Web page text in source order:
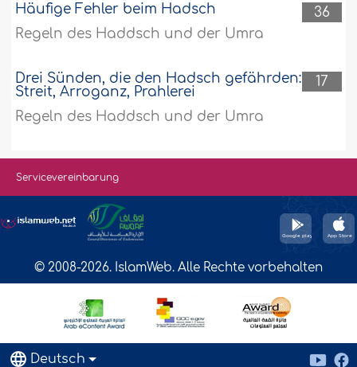
36
Häufige Fehler beim Hadsch
Regeln des Haddsch und der Umra
17
Drei Sünden, die den Hadsch gefährden:
Streit, Arroganz, Prahlerei
Regeln des Haddsch und der Umra
Servicevereinbarung
© 2008-2026. IslamWeb. Alle Rechte vorbehalten
Deutsch